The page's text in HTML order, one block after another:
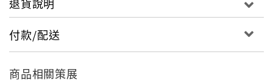
付款/配送
商品相關策展